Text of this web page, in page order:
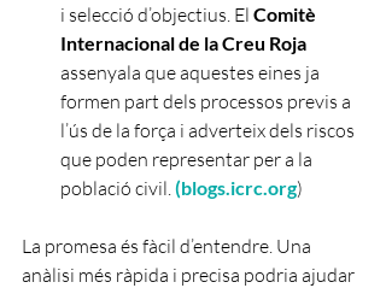
i selecció d’objectius. El Comitè
Internacional de la Creu Roja
assenyala que aquestes eines ja
formen part dels processos previs a
l’ús de la força i adverteix dels riscos
que poden representar per a la
població civil. (blogs.icrc.org)
La promesa és fàcil d’entendre. Una
anàlisi més ràpida i precisa podria ajudar